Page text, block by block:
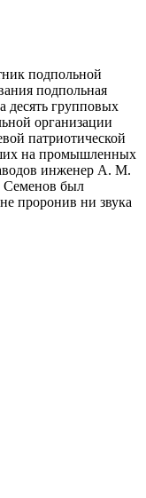
подпольной
подпольная
десять групповых
организации
патриотической
на промышленных
инженер А. М.
Семенов был
проронив ни звука